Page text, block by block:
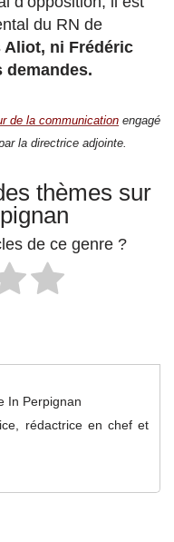
du RN de
ni Frédéric
demandes.
de la communication engagé
la directrice adjointe.
thèmes sur
de ce genre ?
In Perpignan
rédactrice en chef et